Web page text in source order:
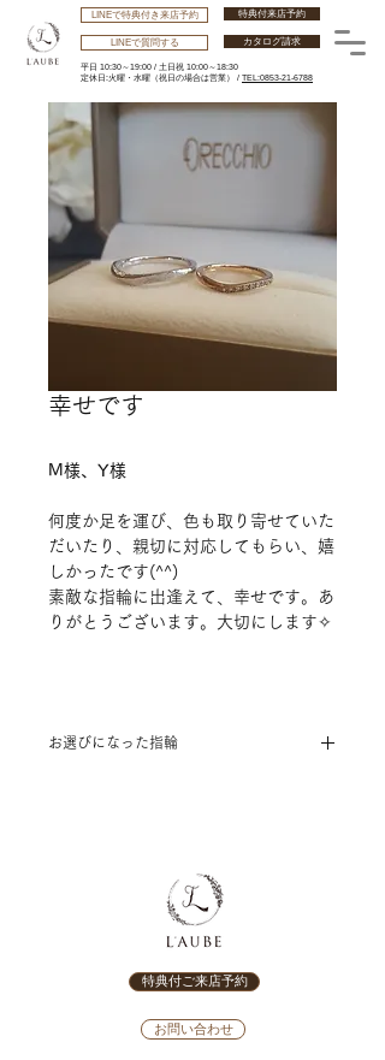
特典付来店予約
LINEで特典付き来店予約
カタログ請求
平日 10:30～19:00 / 土日祝 10:00～18:30
​定休日:火曜・水曜 （祝日の場合は営業） / TEL:0853-21-6788
LINEで質問する
幸せです
M様、Y様
何度か足を運び、色も取り寄せていた
だいたり、親切に対応してもらい、嬉
しかったです(^^)
素敵な指輪に出逢えて、幸せです。あ
りがとうございます。大切にします✧
お選びになった指輪
特典付ご来店予約
お問い合わせ